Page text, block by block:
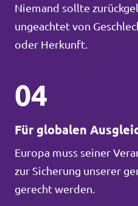
Niemand sollte
ungeachtet von
oder Herkunft.
04
Für globalen
Europa muss seiner
zur Sicherung unserer
gerecht werden.